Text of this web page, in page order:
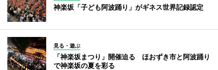
神楽坂「子ども阿波踊り」がギネス世界記録認定
見る・遊ぶ
「神楽坂まつり」開催迫る ほおずき市と阿波踊り
で神楽坂の夏を彩る